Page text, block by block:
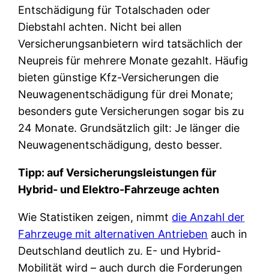
Entschädigung für Totalschaden oder
Diebstahl achten. Nicht bei allen
Versicherungsanbietern wird tatsächlich der
Neupreis für mehrere Monate gezahlt. Häufig
bieten günstige Kfz-Versicherungen die
Neuwagenentschädigung für drei Monate;
besonders gute Versicherungen sogar bis zu
24 Monate. Grundsätzlich gilt: Je länger die
Neuwagenentschädigung, desto besser.
Tipp: auf Versicherungsleistungen für
Hybrid- und Elektro-Fahrzeuge achten
Wie Statistiken zeigen, nimmt die Anzahl der
Fahrzeuge mit alternativen Antrieben auch in
Deutschland deutlich zu. E- und Hybrid-
Mobilität wird – auch durch die Forderungen